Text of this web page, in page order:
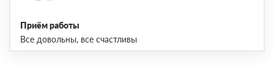
Приём работы
Все довольны, все счастливы